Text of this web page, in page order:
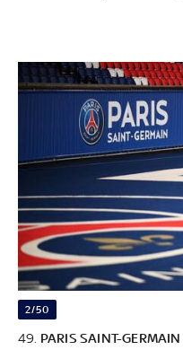
2/50
49. PARIS SAINT-GERMAIN